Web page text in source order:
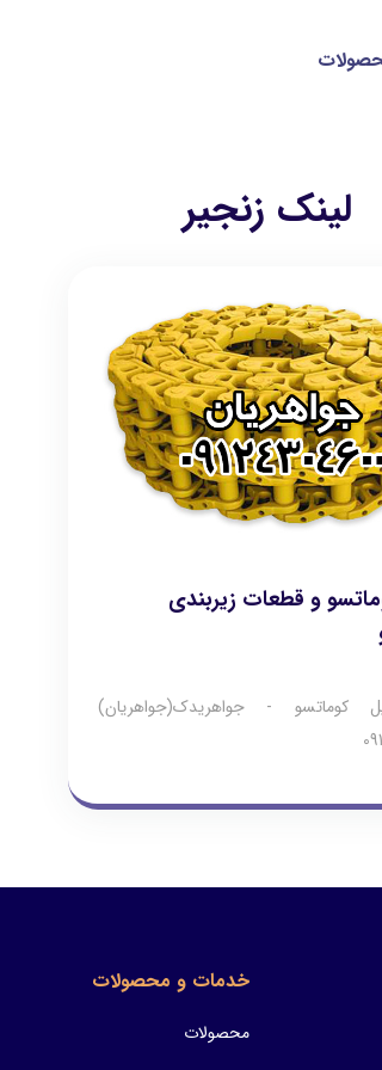
لینک زنجیر
و قطعات زیربندی
کوماتسو - جواهریدک(جواهریان)
خدمات و محصولات
محصولات